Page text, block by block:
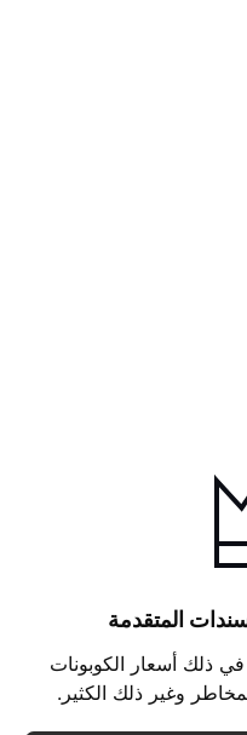
المتقدمة
في ذلك أسعار الكوبونات
وغير ذلك الكثير.